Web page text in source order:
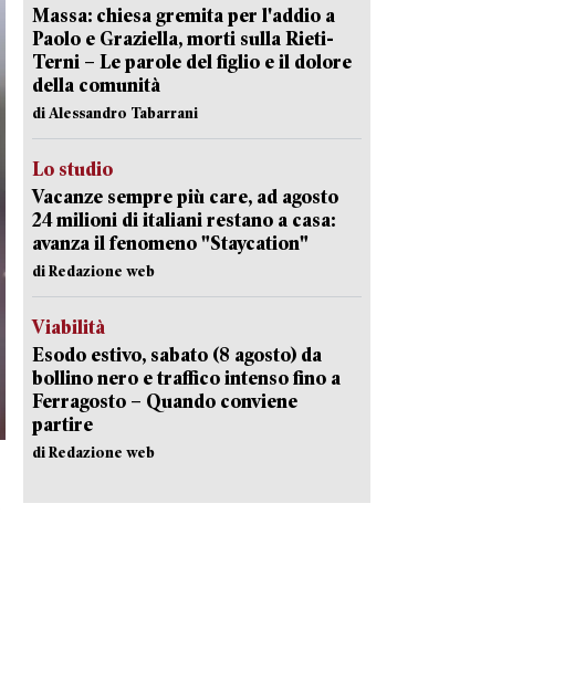
Massa: chiesa gremita per l'addio a
Paolo e Graziella, morti sulla Rieti-
Terni – Le parole del figlio e il dolore
della comunità
di Alessandro Tabarrani
Lo studio
Vacanze sempre più care, ad agosto
24 milioni di italiani restano a casa:
avanza il fenomeno "Staycation"
di Redazione web
Viabilità
Esodo estivo, sabato (8 agosto) da
bollino nero e traffico intenso fino a
Ferragosto – Quando conviene
partire
di Redazione web